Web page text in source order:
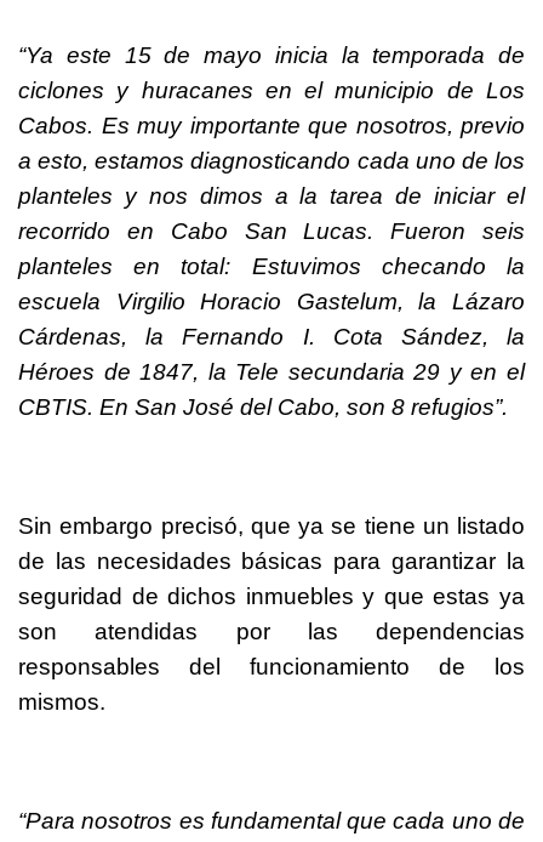
“Ya este 15 de mayo inicia la temporada de
ciclones y huracanes en el municipio de Los
Cabos. Es muy importante que nosotros, previo
a esto, estamos diagnosticando cada uno de los
planteles y nos dimos a la tarea de iniciar el
recorrido en Cabo San Lucas. Fueron seis
planteles en total: Estuvimos checando la
escuela Virgilio Horacio Gastelum, la Lázaro
Cárdenas, la Fernando I. Cota Sández, la
Héroes de 1847, la Tele secundaria 29 y en el
CBTIS. En San José del Cabo, son 8 refugios”.
Sin embargo precisó, que ya se tiene un listado
de las necesidades básicas para garantizar la
seguridad de dichos inmuebles y que estas ya
son atendidas por las dependencias
responsables del funcionamiento de los
mismos.
“Para nosotros es fundamental que cada uno de